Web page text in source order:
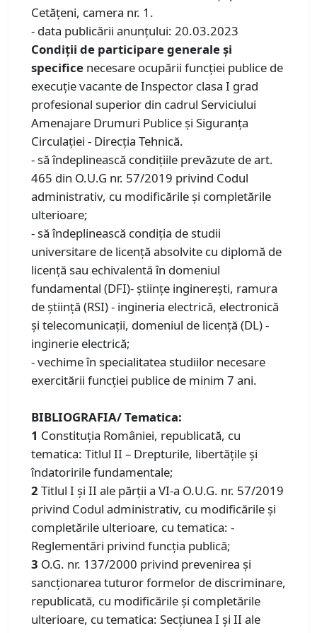
Cetăţeni, camera nr. 1.
- data publicării anunțului: 20.03.2023
Condiţii de participare generale şi
specifice necesare ocupării funcţiei publice de
execuţie vacante de Inspector clasa I grad
profesional superior din cadrul Serviciului
Amenajare Drumuri Publice şi Siguranţa
Circulaţiei - Direcţia Tehnică.
- să îndeplinească condiţiile prevăzute de art.
465 din O.U.G nr. 57/2019 privind Codul
administrativ, cu modificările şi completările
ulterioare;
- să îndeplinească condiţia de studii
universitare de licenţă absolvite cu diplomă de
licenţă sau echivalentă în domeniul
fundamental (DFI)- ştiinţe inginereşti, ramura
de ştiinţă (RSI) - ingineria electrică, electronică
și telecomunicații, domeniul de licenţă (DL) -
inginerie electrică;
- vechime în specialitatea studiilor necesare
exercitării funcției publice de minim 7 ani.
BIBLIOGRAFIA/ Tematica:
1 Constituţia României, republicată, cu
tematica: Titlul II – Drepturile, libertățile și
îndatoririle fundamentale;
2 Titlul I și II ale părții a VI-a O.U.G. nr. 57/2019
privind Codul administrativ, cu modificările și
completările ulterioare, cu tematica: -
Reglementări privind funcția publică;
3 O.G. nr. 137/2000 privind prevenirea și
sancționarea tuturor formelor de discriminare,
republicată, cu modificările și completările
ulterioare, cu tematica: Secțiunea I și II ale